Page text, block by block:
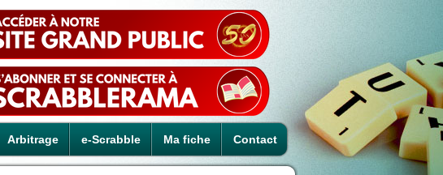
Arbitrage e-Scrabble Ma fiche Contact